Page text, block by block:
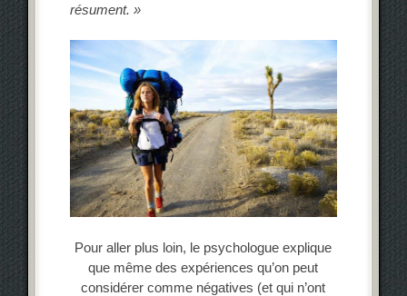
résument. »
Pour aller plus loin, le psychologue explique
que même des expériences qu’on peut
considérer comme négatives (et qui n’ont